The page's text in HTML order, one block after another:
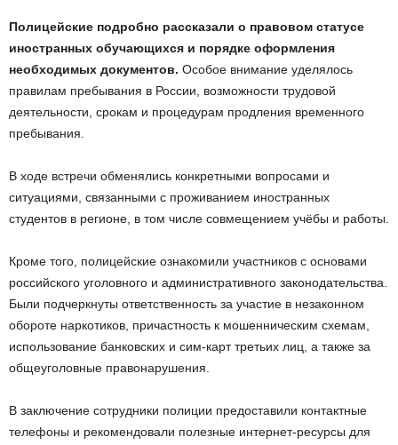
Полицейские подробно рассказали о правовом статусе
иностранных обучающихся и порядке оформления
необходимых документов. Особое внимание уделялось
правилам пребывания в России, возможности трудовой
деятельности, срокам и процедурам продления временного
пребывания.
В ходе встречи обменялись конкретными вопросами и
ситуациями, связанными с проживанием иностранных
студентов в регионе, в том числе совмещением учёбы и работы.
Кроме того, полицейские ознакомили участников с основами
российского уголовного и административного законодательства.
Были подчеркнуты ответственность за участие в незаконном
обороте наркотиков, причастность к мошенническим схемам,
использование банковских и сим-карт третьих лиц, а также за
общеуголовные правонарушения.
В заключение сотрудники полиции предоставили контактные
телефоны и рекомендовали полезные интернет-ресурсы для